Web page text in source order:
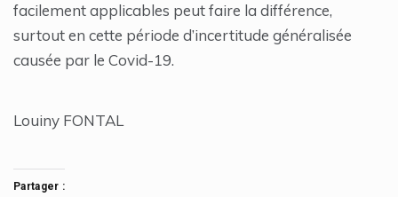
facilement applicables peut faire la différence,
surtout en cette période d’incertitude généralisée
causée par le Covid-19.
Louiny FONTAL
Partager :